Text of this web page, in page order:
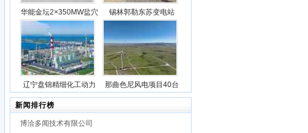
华能金坛2×350MW盐穴
压缩空气储能发电项目2
号机组透平机冲转一次
成功
锡林郭勒东苏变电站
动100万千瓦/400万千瓦
时电源侧储能电站成功
并网
辽宁盘锦精细化工动力
站项目5台锅炉全部点火
成功
那曲色尼风电项目40台
新闻排行榜
博洽多闻技术有限公司